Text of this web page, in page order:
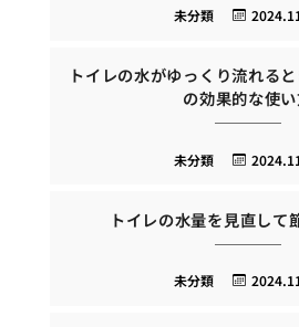
未分類
トイレの水がゆっくり流れる
の効果的な使
未分類
トイレの水量を見直して
未分類